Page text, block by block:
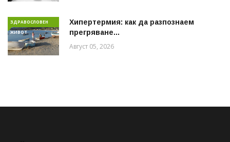
ЗДРАВОСЛОВЕН
ЖИВОТ
Хипертермия: как да разпознаем
прегряване...
Август 05, 2026